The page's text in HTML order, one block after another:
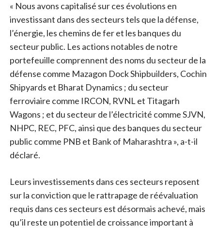
« Nous avons capitalisé sur ces évolutions en
investissant dans des secteurs tels que la défense,
l’énergie, les chemins de fer et les banques du
secteur public. Les actions notables de notre
portefeuille comprennent des noms du secteur de la
défense comme Mazagon Dock Shipbuilders, Cochin
Shipyards et Bharat Dynamics ; du secteur
ferroviaire comme IRCON, RVNL et Titagarh
Wagons ; et du secteur de l’électricité comme SJVN,
NHPC, REC, PFC, ainsi que des banques du secteur
public comme PNB et Bank of Maharashtra », a-t-il
déclaré.
Leurs investissements dans ces secteurs reposent
sur la conviction que le rattrapage de réévaluation
requis dans ces secteurs est désormais achevé, mais
qu’il reste un potentiel de croissance important à